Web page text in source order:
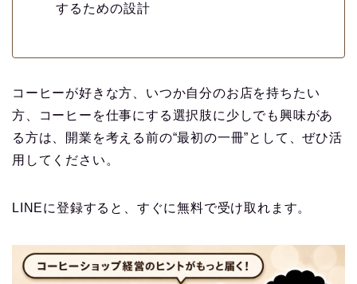
するための設計
コーヒーが好きな方、いつか自分のお店を持ちたい
方、コーヒーを仕事にする選択肢に少しでも興味があ
る方は、開業を考える前の“最初の一冊”として、ぜひ活
用してください。
LINEに登録すると、すぐに無料で受け取れます。